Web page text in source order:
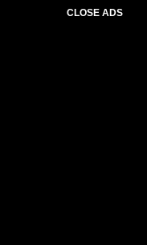
CLOSE ADS